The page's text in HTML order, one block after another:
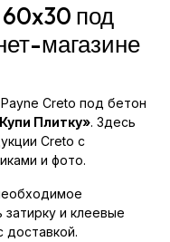
под
магазине
Creto под бетон
Плитку». Здесь
Creto с
и фото.
и клеевые
доставкой.